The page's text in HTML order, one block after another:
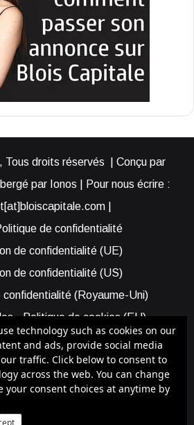
droits réservés | Conçu par
par Ionos | Pour nous écrire :
|
de confidentialité
de confidentialité (UE)
de confidentialité (US)
confidentialité (Royaume-Uni)
Politique de cookies (EU)
(AUS)
Cookie Policy (US)
?
Participer à Blois Capitale
d’une assistance
X
technology such as cookies on our
and ads, provide social media
traffic. Click below to consent to
across the web. You can change
your consent choices at anytime by